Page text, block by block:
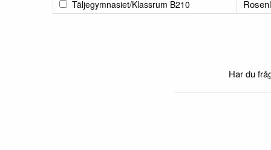
Täljegymnasiet/Klassrum B210
Har du